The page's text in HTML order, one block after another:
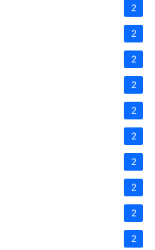
2
2
2
2
2
2
2
2
2
2